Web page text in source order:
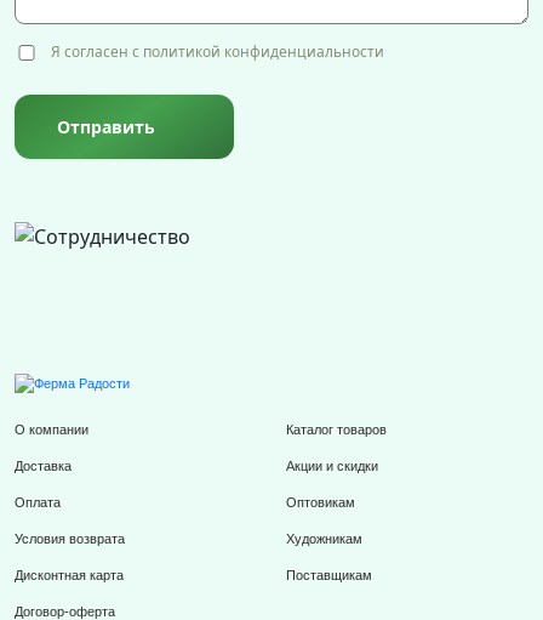
Я согласен с политикой конфиденциальности
Отправить
О компании
Доставка
Оплата
Условия возврата
Дисконтная карта
Договор-оферта
Каталог товаров
Акции и скидки
Оптовикам
Художникам
Поставщикам